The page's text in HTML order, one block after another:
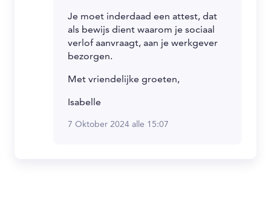
Je moet inderdaad een attest, dat
als bewijs dient waarom je sociaal
verlof aanvraagt, aan je werkgever
bezorgen.
Met vriendelijke groeten,
Isabelle
7 Oktober 2024 alle 15:07